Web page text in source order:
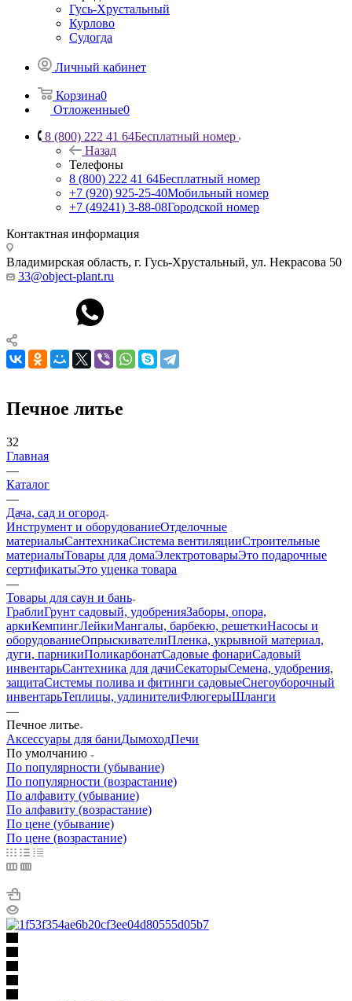
Гусь-Хрустальный
Курлово
Судогда
Личный кабинет
Корзина0
Отложенные0
8 (800) 222 41 64Бесплатный номер
Назад
Телефоны
8 (800) 222 41 64Бесплатный номер
+7 (920) 925-25-40Мобильный номер
+7 (49241) 3-88-08Городской номер
Контактная информация
Владимирская область, г. Гусь-Хрустальный, ул. Некрасова 50
33@object-plant.ru
Печное литье
32
Главная
—
Каталог
—
Дача, сад и огород
Инструмент и оборудованиеОтделочные
материалыСантехникаСистема вентиляцииСтроительные
материалыТовары для домаЭлектротоварыЭто подарочные
сертификатыЭто уценка товара
—
Товары для саун и бань
ГраблиГрунт садовый, удобренияЗаборы, опора,
аркиКемпингЛейкиМангалы, барбекю, решеткиНасосы и
оборудованиеОпрыскивателиПленка, укрывной материал,
дуги, парникиПоликарбонатСадовые фонариСадовый
инвентарьСантехника для дачиСекаторыСемена, удобрения,
защитаСистемы полива и фитинги садовыеСнегоуборочный
инвентарьТеплицы, удлинителиФлюгерыШланги
—
Печное литье
Аксессуары для баниДымоходПечи
По умолчанию
По популярности (убывание)
По популярности (возрастание)
По алфавиту (убывание)
По алфавиту (возрастание)
По цене (убывание)
По цене (возрастание)